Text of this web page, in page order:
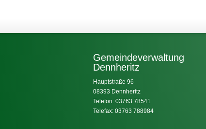
Gemeindeverwaltung
Dennheritz
Hauptstraße 96
08393 Dennheritz
Telefon: 03763 78541
Telefax: 03763 788984